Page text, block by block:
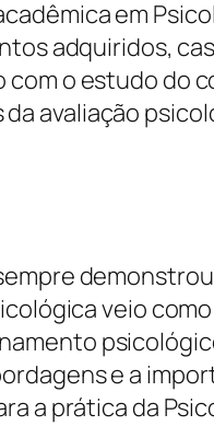
em
adquiridos,
o estudo do
avaliação
veio
e a
a prática da